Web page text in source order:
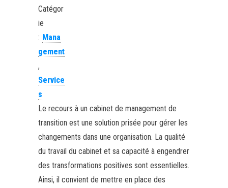
Catégor
ie
: Mana
gement
,
Service
s
Le recours à un cabinet de management de
transition est une solution prisée pour gérer les
changements dans une organisation. La qualité
du travail du cabinet et sa capacité à engendrer
des transformations positives sont essentielles.
Ainsi, il convient de mettre en place des